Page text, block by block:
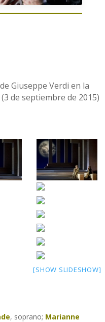
Giuseppe Verdi en la
de septiembre de 2015)
[SHOW SLIDESHOW]
, soprano; Marianne